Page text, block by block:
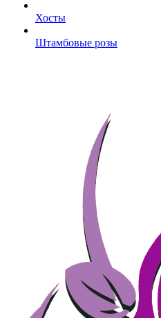
Хосты
Штамбовые розы